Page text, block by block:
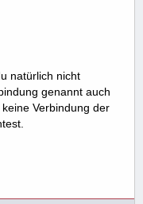
natürlich nicht
genannt auch
Verbindung der